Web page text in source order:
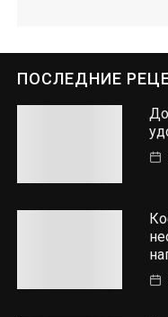
ПОСЛЕДНИЕ